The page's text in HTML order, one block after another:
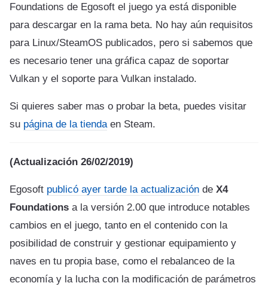
Foundations de Egosoft el juego ya está disponible
para descargar en la rama beta. No hay aún requisitos
para Linux/SteamOS publicados, pero si sabemos que
es necesario tener una gráfica capaz de soportar
Vulkan y el soporte para Vulkan instalado.
Si quieres saber mas o probar la beta, puedes visitar
su página de la tiendaen Steam.
(Actualización 26/02/2019)
Egosoft publicó ayer tarde la actualización de X4
Foundations a la versión 2.00 que introduce notables
cambios en el juego, tanto en el contenido con la
posibilidad de construir y gestionar equipamiento y
naves en tu propia base, como el rebalanceo de la
economía y la lucha con la modificación de parámetros